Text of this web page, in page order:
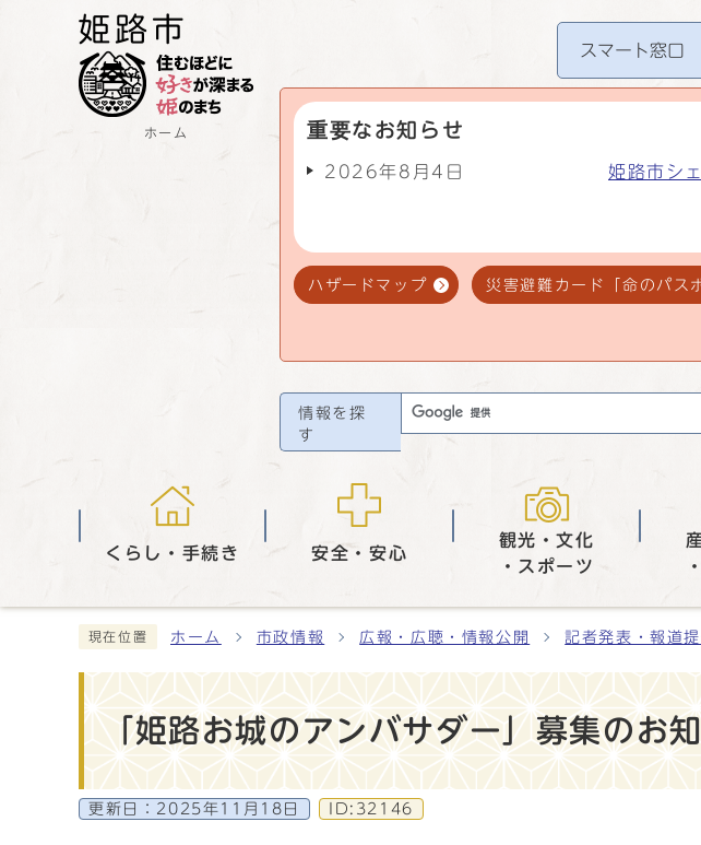
ホーム
スマート窓口
重要なお知らせ
2026年8月4日 姫路市シ
ハザードマップ 災害避難カード「命のパス
情報を探
す
くらし・手続き 安全・安心
観光・文化
・スポーツ
現在位置 ホーム 市政情報 広報・広聴・情報公開 記者発表・報道
「姫路お城のアンバサダー」募集のお
更新日： 2025年11月18日 ID:32146